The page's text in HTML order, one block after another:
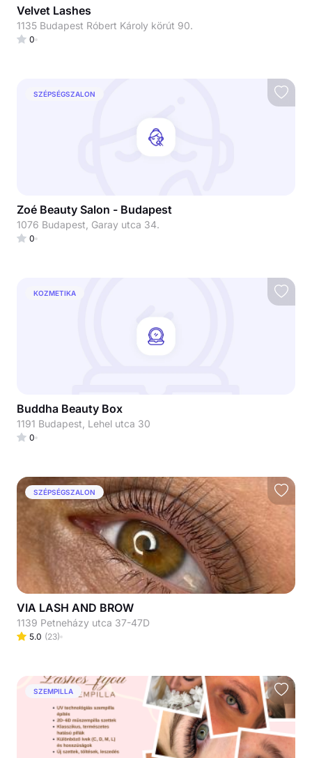
Velvet Lashes
1135 Budapest Róbert Károly körút 90.
0
SZÉPSÉGSZALON
Zoé Beauty Salon - Budapest
1076 Budapest, Garay utca 34.
0
KOZMETIKA
Buddha Beauty Box
1191 Budapest, Lehel utca 30
0
SZÉPSÉGSZALON
VIA LASH AND BROW
1139 Petneházy utca 37-47D
5.0 (23)
SZEMPILLA